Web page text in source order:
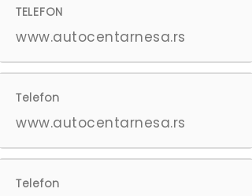
TELEFON
www.autocentarnesa.rs
Telefon
www.autocentarnesa.rs
Telefon